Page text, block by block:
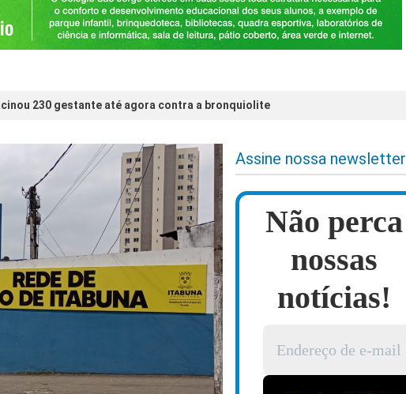
230 gestante até agora contra a bronquiolite
Assine nossa newsletter
Não perca
nossas
notícias!